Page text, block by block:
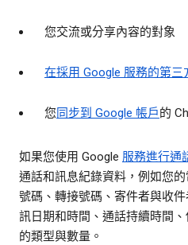
您交流或分享內容的對象
在採用 Google 服務的第
您同步到 Google 帳戶的
如果您使用 Google 服務進行通
通話和訊息紀錄資料，例如您
號碼、轉接號碼、寄件者與收
訊日期和時間、通話持續時間
的類型與數量。